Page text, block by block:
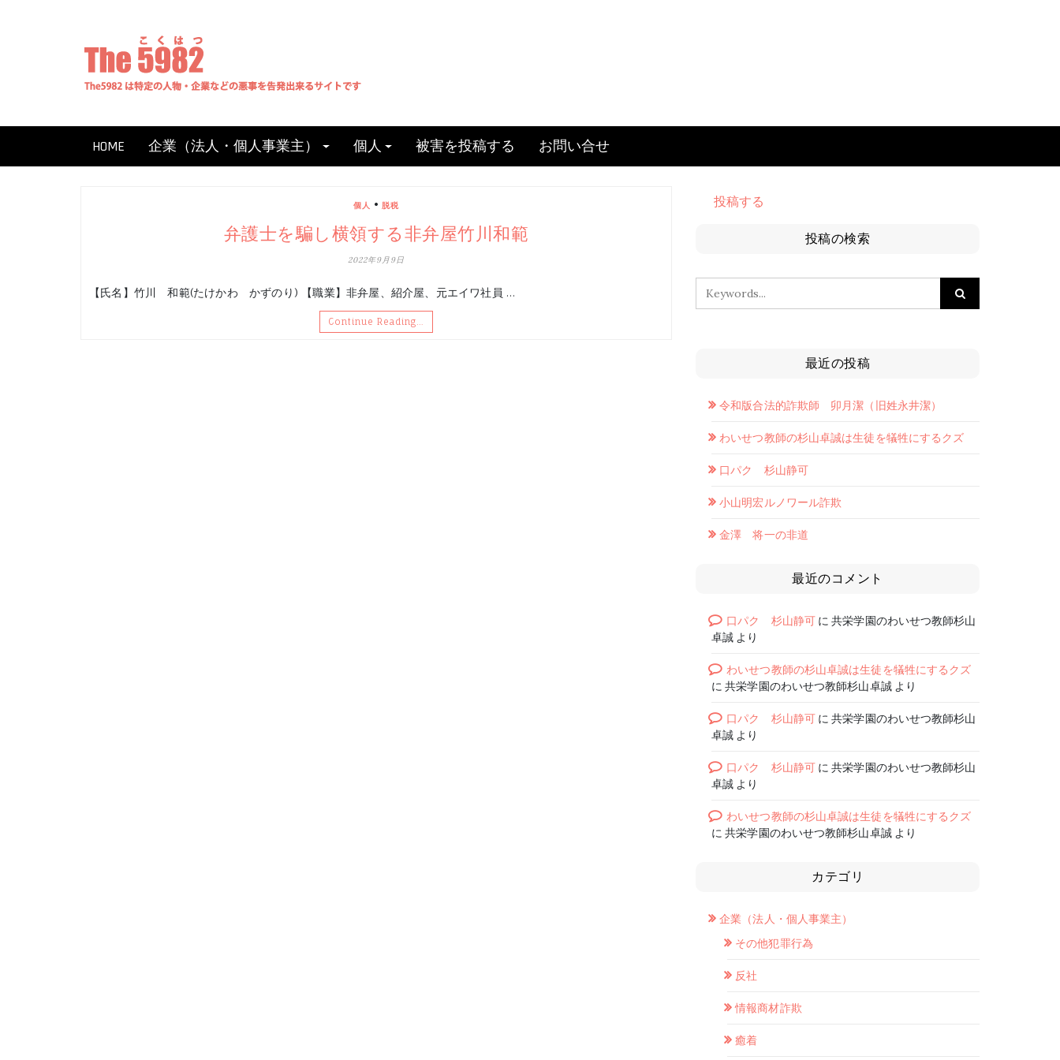
HOME 企業（法人・個人事業主） 個人 被害を投稿する お問い合せ
個人 • 脱税
弁護士を騙し横領する非弁屋竹川和範
2022年9月9日
【氏名】竹川 和範(たけかわ かずのり) 【職業】非弁屋、紹介屋、元エイワ社員 …
Continue Reading…
投稿する
投稿の検索
最近の投稿
令和版合法的詐欺師 卯月潔（旧姓永井潔）
わいせつ教師の杉山卓誠は生徒を犠牲にするクズ
口パク 杉山静可
小山明宏ルノワール詐欺
金澤 将一の非道
最近のコメント
口パク 杉山静可に共栄学園のわいせつ教師杉山
卓誠 より
わいせつ教師の杉山卓誠は生徒を犠牲にするクズ
に共栄学園のわいせつ教師杉山卓誠より
口パク 杉山静可に共栄学園のわいせつ教師杉山
卓誠 より
口パク 杉山静可に共栄学園のわいせつ教師杉山
卓誠 より
わいせつ教師の杉山卓誠は生徒を犠牲にするクズ
に共栄学園のわいせつ教師杉山卓誠より
カテゴリ
企業（法人・個人事業主）
その他犯罪行為
反社
情報商材詐欺
癒着